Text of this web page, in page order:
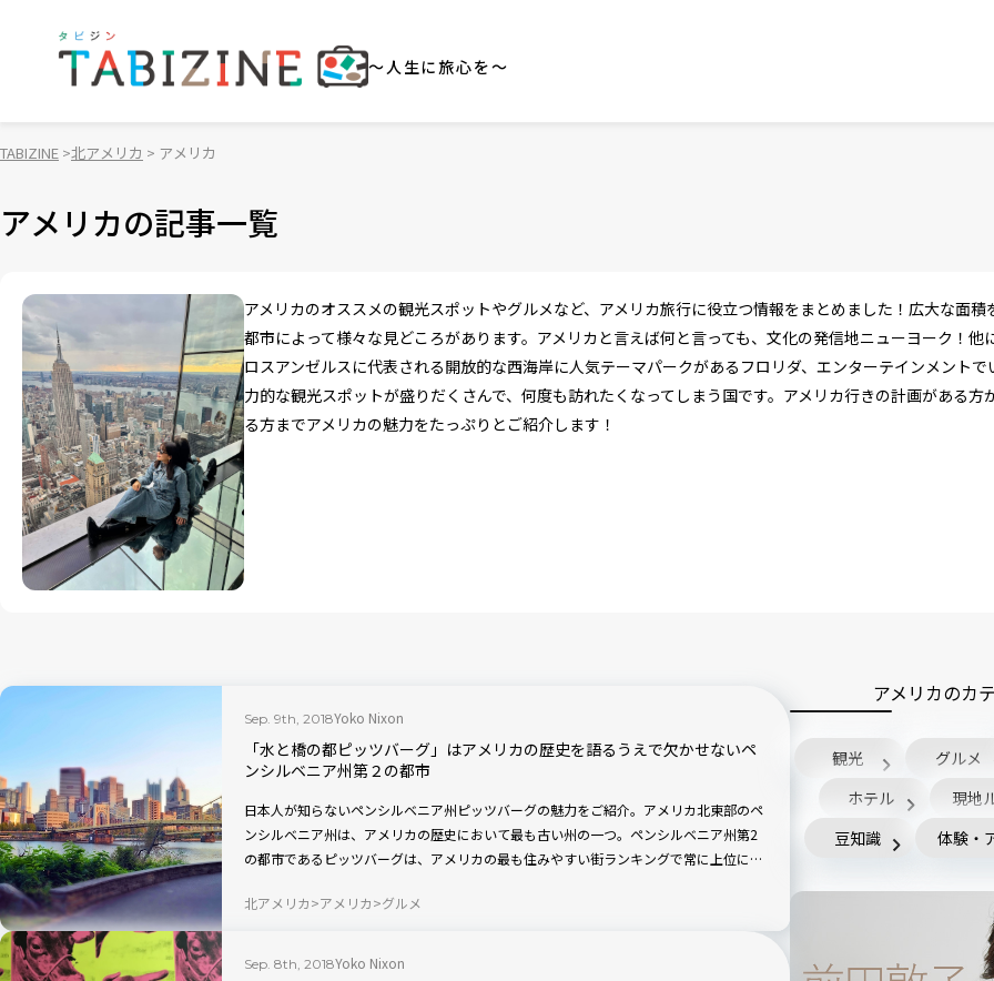
～人生に旅心を～
TABIZINE 北アメリカ アメリカ
アメリカの記事一覧
アメリカのオススメの観光スポットやグルメなど、アメリカ旅行に役立つ情報をまとめました！広大な面
都市によって様々な見どころがあります。アメリカと言えば何と言っても、文化の発信地ニューヨーク！他
ロスアンゼルスに代表される開放的な西海岸に人気テーマパークがあるフロリダ、エンターテインメント
力的な観光スポットが盛りだくさんで、何度も訪れたくなってしまう国です。アメリカ行きの計画がある方
る方までアメリカの魅力をたっぷりとご紹介します！
Sep. 9th, 2018Yoko Nixon
「水と橋の都ピッツバーグ」はアメリカの歴史を語るうえで欠かせないペ
ンシルベニア州第２の都市
日本人が知らないペンシルベニア州ピッツバーグの魅力をご紹介。アメリカ北東部のペ
ンシルベニア州は、アメリカの歴史において最も古い州の一つ。ペンシルベニア州第2
の都市であるピッツバーグは、アメリカの最も住みやすい街ランキングで常に上位に選
北アメリカ
アメリカ グルメ
Sep. 8th, 2018Yoko Nixon
アメリカのカ
観光
グルメ
ホテル
現地
豆知識
体験・